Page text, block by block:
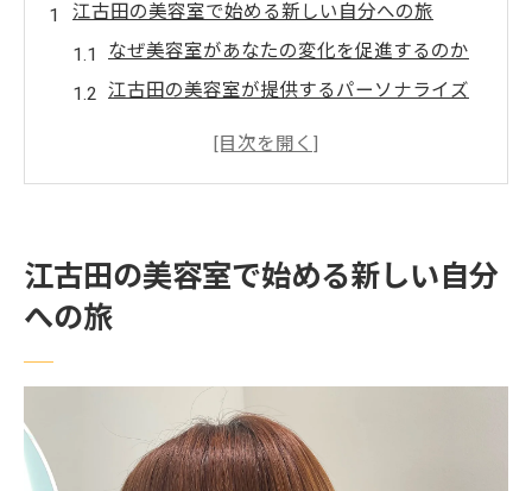
江古田の美容室で始める新しい自分への旅
なぜ美容室があなたの変化を促進するのか
江古田の美容室が提供するパーソナライズ
個性を引き出すスタイリングのヒント
美容室体験で日常をリフレッシュ
スタイリストがもたらす新しい視点
江古田の美容室で得られる心地よさ
江古田の美容室で始める新しい自分
への旅